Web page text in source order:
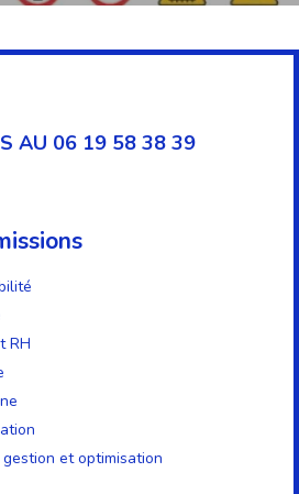
AU 06 19 58 38 39
RH
gestion et optimisation